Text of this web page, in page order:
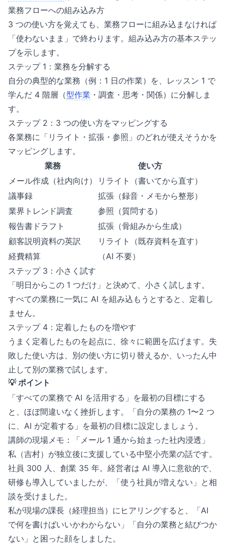
業務フローへの組み込み方
3 つの使い方を覚えても、業務フローに組み込まなければ
「使わないまま」で終わります。組み込み方の基本ステッ
プを示します。
ステップ 1：業務を分解する
自分の典型的な業務（例：1 日の作業）を、レッスン 1 で
学んだ 4 階層（型作業 ・調査・思考・関係）に分解しま
す。
ステップ 2：3 つの使い方をマッピングする
各業務に「リライト・拡張・参照」のどれが使えそうかを
マッピングします。
業務
使い方
メール作成（社内向け）
リライト（書いてから直す）
議事録
拡張（録音・メモから整形）
業界トレンド調査
参照（質問する）
報告書ドラフト
拡張（骨組みから生成）
顧客説明資料の英訳
リライト（既存資料を直す）
経費精算
（AI 不要）
ステップ 3：小さく試す
「明日からこの 1 つだけ」と決めて、小さく試します。
すべての業務に一気に AI を組み込もうとすると、定着し
ません。
ステップ 4：定着したものを増やす
うまく定着したものを起点に、徐々に範囲を広げます。失
敗した使い方は、別の使い方に切り替えるか、いったん中
止して別の業務で試します。
💡 ポイント
「すべての業務で AI を活用する」を最初の目標にする
と、ほぼ間違いなく挫折します。「自分の業務の 1〜2 つ
に、AI が定着する」を最初の目標に設定しましょう。
講師の現場メモ：「メール 1 通から始まった社内浸透」
私（吉村）が独立後に支援している中堅小売業の話です。
社員 300 人、創業 35 年。経営者は AI 導入に意欲的で、
研修も導入していましたが、「使う社員が増えない」と相
談を受けました。
私が現場の課長（経理担当）にヒアリングすると、「AI
で何を書けばいいかわからない」「自分の業務と結びつか
ない」と困った顔をしました。